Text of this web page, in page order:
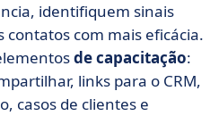
identifiquem sinais
com mais eficácia.
de capacitação:
links para o CRM,
casos de clientes e